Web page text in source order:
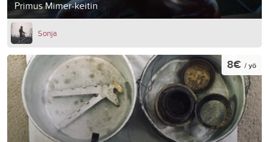
Primus Mimer-keitin
Sonja
8€ / yö